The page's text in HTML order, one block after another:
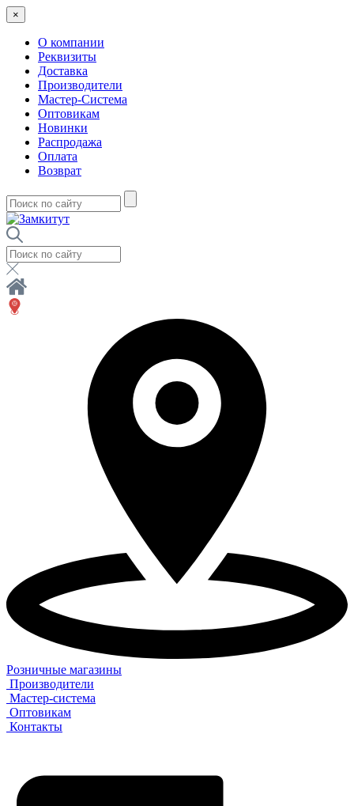
×
О компании
Реквизиты
Доставка
Производители
Мастер-Система
Оптовикам
Новинки
Распродажа
Оплата
Возврат
Розничные магазины
Производители
Мастер-система
Оптовикам
Контакты